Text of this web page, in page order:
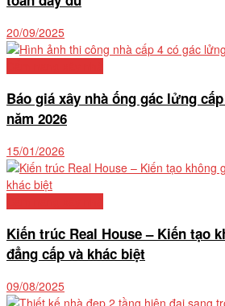
20/09/2025
Báo giá xây nhà ống gác lửng
năm 2026
15/01/2026
Kiến trúc Real House – Kiến tạo
đẳng cấp và khác biệt
09/08/2025